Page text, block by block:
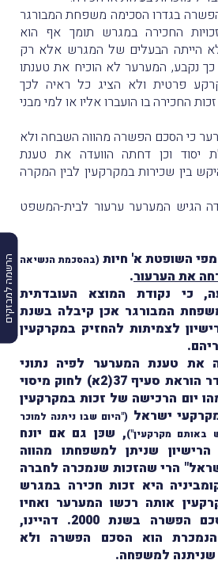
הרשמה למבזקים
הפשרה בגדרו הסכימה משפחת המבורגר
החכירה במגרש תומך אף הוא
הייתה הבעלים של המגרש אלא רק
כך נקבע, המערער לא הוכיח את טענתו
פרטית ולא הציג כל ראיה לכך
החכירה בו הועברו אליו או למי מבני
כי הסכם הפשרה מהווה השבחה ולא
יסוד וכן דחתה הוועדה את טענת
בין שכירות במקרקעין לבין המקרה
הגיש המערער ערעור לבית-המשפט
השופטת א' חיות (בהסכמת הנשיאה
את הערעור.
כי נקודת המוצא העובדתית
המבורגר אכן קיבלה בשנת
רישיון לצמיתות להחזיק במקרקעין
את טענת המערער לפיה נתוני
המקרה דנן באים בגֶדר הוראת סעיף 37(2א) לחוק מיסוי
יום הרכישה של זכות במקרקעין
ישראל ("היום שבו ניתנה למוכר
באותם מקרקעין"), שכּן גם אם יונח
שניתן למשפחתו מהווה
הרי שהזכות שנמכרה לחברה
היא זכות חכירה במגרש
אותה רכשו המערער ואחיו
מהמינהל על-פי הסכם הפשרה בשנת 2000. דהיינו,
הוא הסכם הפשרה ולא
למשפחה.